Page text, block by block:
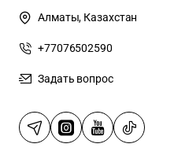
Алматы, Казахстан
+77076502590
Задать вопрос